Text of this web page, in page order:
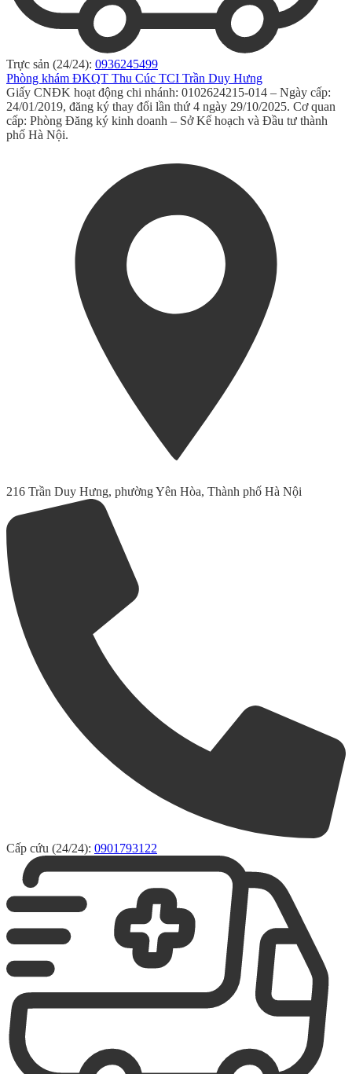
Trực sản (24/24): 0936245499
Phòng khám ĐKQT Thu Cúc TCI Trần Duy Hưng
Giấy CNĐK hoạt động chi nhánh: 0102624215-014 – Ngày cấp:
24/01/2019, đăng ký thay đổi lần thứ 4 ngày 29/10/2025. Cơ quan
cấp: Phòng Đăng ký kinh doanh – Sở Kế hoạch và Đầu tư thành
phố Hà Nội.
216 Trần Duy Hưng, phường Yên Hòa, Thành phố Hà Nội
Cấp cứu (24/24): 0901793122